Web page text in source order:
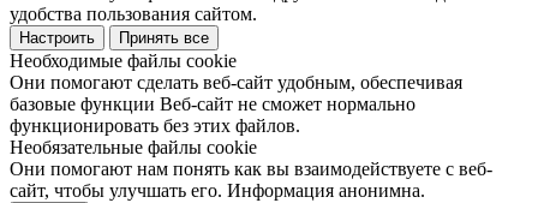
удобства пользования сайтом.
Настроить Принять все
Необходимые файлы cookie
Они помогают сделать веб-сайт удобным, обеспечивая
базовые функции Веб-сайт не сможет нормально
функционировать без этих файлов.
Необязательные файлы cookie
Они помогают нам понять как вы взаимодействуете с веб-
сайт, чтобы улучшать его. Информация анонимна.